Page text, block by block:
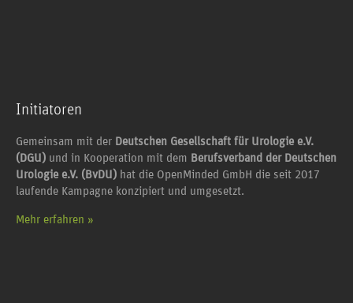
Initiatoren
Gemeinsam mit der Deutschen Gesellschaft für Urologie e.V.
(DGU) und in Kooperation mit dem Berufsverband der Deutschen
Urologie e.V. (BvDU) hat die OpenMinded GmbH die seit 2017
laufende Kampagne konzipiert und umgesetzt.
Mehr erfahren »